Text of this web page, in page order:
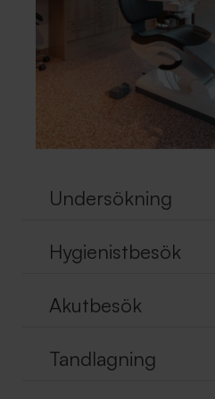
Undersökning
Hygienistbesök
Akutbesök
Tandlagning